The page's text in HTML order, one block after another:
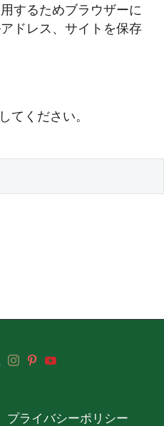
するためブラウザーに
ドレス、サイトを保存
てください。
プライバシーポリシー